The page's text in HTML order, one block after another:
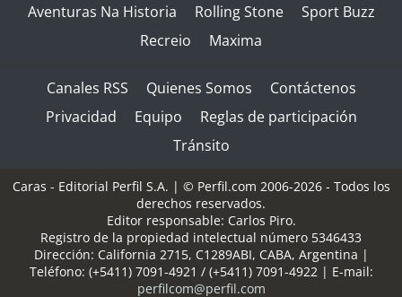
Aventuras Na Historia
Rolling Stone
Sport Buzz
Recreio
Maxima
Canales RSS Quienes Somos
Contáctenos
Privacidad
Equipo
Reglas de participación
Tránsito
Caras - Editorial Perfil S.A. | © Perfil.com 2006-2026 - Todos los
derechos reservados.
Editor responsable: Carlos Piro.
Registro de la propiedad intelectual número 5346433
Dirección: California 2715, C1289ABI, CABA, Argentina |
Teléfono: (+5411) 7091-4921 / (+5411) 7091-4922| E-mail:
perfilcom@perfil.com